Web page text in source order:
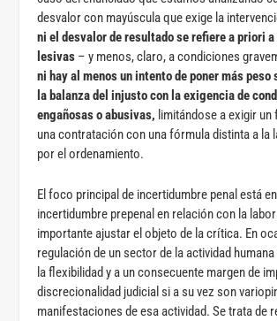
desvalor con mayúscula que exige la
ni el desvalor de resultado se refiere a priori
lesivas – y menos, claro, a condiciones
ni hay al menos un intento de poner más
la balanza del injusto con la exigencia de
engañosas o abusivas, limitándose a exigir un
una contratación con una fórmula distinta a la
por el ordenamiento.
El foco principal de incertidumbre penal está
incertidumbre prepenal en relación con la
importante ajustar el objeto de la crítica. En
regulación de un sector de la actividad
la flexibilidad y a un consecuente margen de
discrecionalidad judicial si a su vez son
manifestaciones de esa actividad. Se trata de